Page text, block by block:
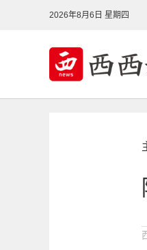
2026年8月6日 星期四